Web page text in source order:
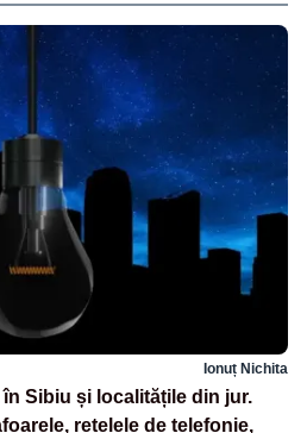
Ionuț Nichita
Sibiu și localitățile din jur.
rețelele de telefonie,